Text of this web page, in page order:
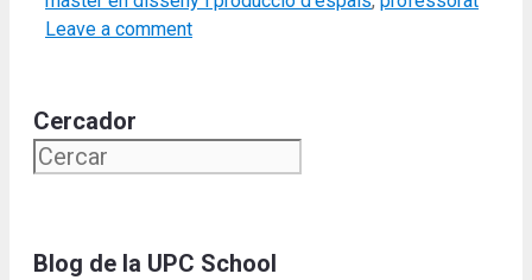
Leave a comment
Cercador
Blog de la UPC School